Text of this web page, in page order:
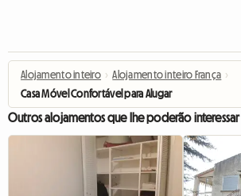
Alojamento inteiro › Alojamento inteiro França ›
Casa Móvel Confortável para Alugar
Outros alojamentos que lhe poderão interessar